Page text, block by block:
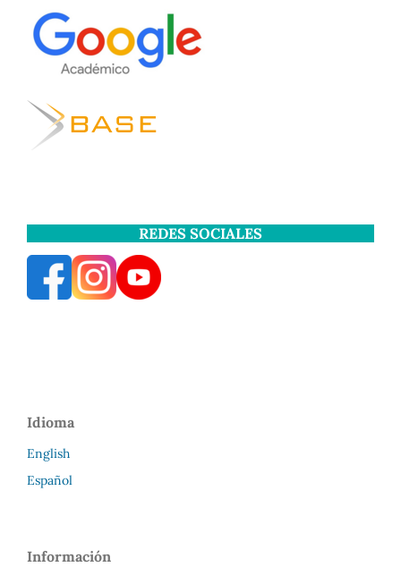
REDES SOCIALES
Idioma
English
Español
Información